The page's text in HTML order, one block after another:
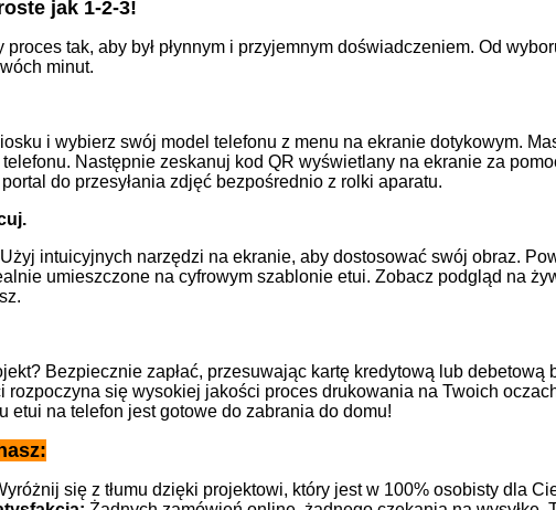
jak 1-2-3!
proces tak, aby był płynnym i przyjemnym doświadczeniem. Od
minut.
i wybierz swój model telefonu z menu na ekranie dotykowym.
Następnie zeskanuj kod QR wyświetlany na ekranie za
do przesyłania zdjęć bezpośrednio z rolki aparatu.
intuicyjnych narzędzi na ekranie, aby dostosować swój obraz.
umieszczone na cyfrowym szablonie etui. Zobacz podgląd na
Bezpiecznie zapłać, przesuwając kartę kredytową lub debetową
rozpoczyna się wysokiej jakości proces drukowania na Twoich
etui na telefon jest gotowe do zabrania do domu!
się z tłumu dzięki projektowi, który jest w 100% osobisty dla